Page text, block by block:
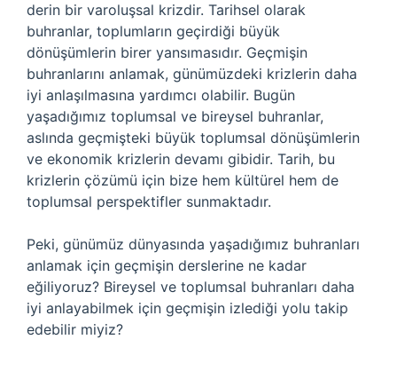
derin bir varoluşsal krizdir. Tarihsel olarak
buhranlar, toplumların geçirdiği büyük
dönüşümlerin birer yansımasıdır. Geçmişin
buhranlarını anlamak, günümüzdeki krizlerin daha
iyi anlaşılmasına yardımcı olabilir. Bugün
yaşadığımız toplumsal ve bireysel buhranlar,
aslında geçmişteki büyük toplumsal dönüşümlerin
ve ekonomik krizlerin devamı gibidir. Tarih, bu
krizlerin çözümü için bize hem kültürel hem de
toplumsal perspektifler sunmaktadır.
Peki, günümüz dünyasında yaşadığımız buhranları
anlamak için geçmişin derslerine ne kadar
eğiliyoruz? Bireysel ve toplumsal buhranları daha
iyi anlayabilmek için geçmişin izlediği yolu takip
edebilir miyiz?